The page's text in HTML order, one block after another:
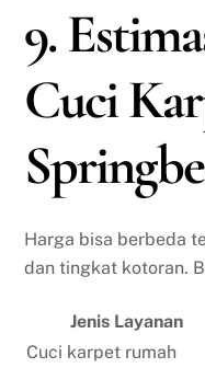
9.
Cuci
Harga bisa berbeda
dan tingkat kotoran.
Jenis Layanan
Cuci karpet rumah